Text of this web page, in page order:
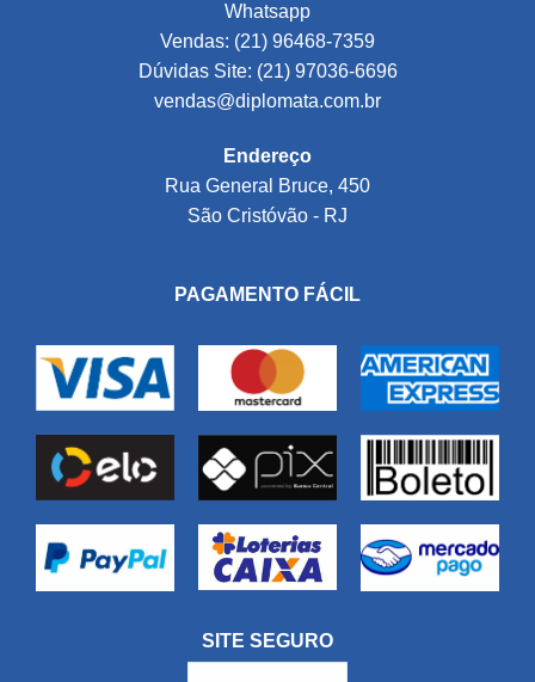
Whatsapp
Vendas: (21) 96468-7359
Dúvidas Site: (21) 97036-6696
vendas@diplomata.com.br
Endereço
Rua General Bruce, 450
São Cristóvão - RJ
PAGAMENTO FÁCIL
SITE SEGURO